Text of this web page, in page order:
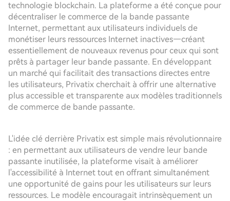
technologie blockchain. La plateforme a été conçue pour
décentraliser le commerce de la bande passante
Internet, permettant aux utilisateurs individuels de
monétiser leurs ressources Internet inactives—créant
essentiellement de nouveaux revenus pour ceux qui sont
prêts à partager leur bande passante. En développant
un marché qui facilitait des transactions directes entre
les utilisateurs, Privatix cherchait à offrir une alternative
plus accessible et transparente aux modèles traditionnels
de commerce de bande passante.
L'idée clé derrière Privatix est simple mais révolutionnaire
: en permettant aux utilisateurs de vendre leur bande
passante inutilisée, la plateforme visait à améliorer
l'accessibilité à Internet tout en offrant simultanément
une opportunité de gains pour les utilisateurs sur leurs
ressources. Le modèle encouragait intrinsèquement un